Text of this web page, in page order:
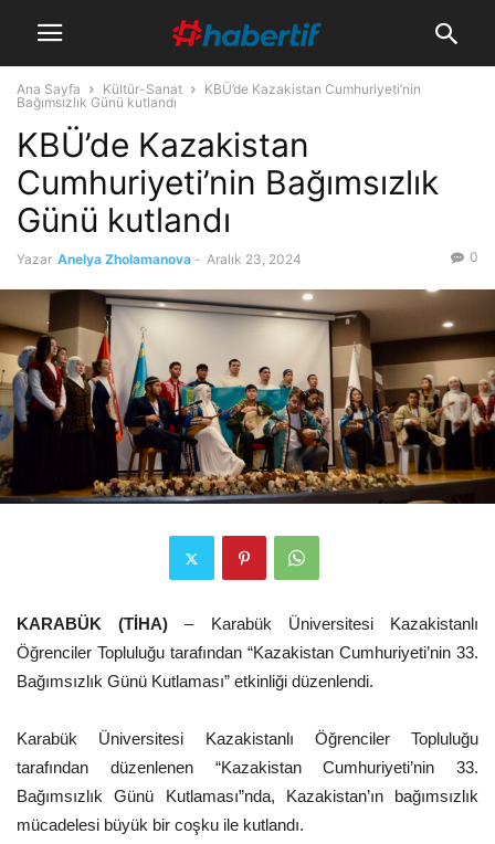
Ana Sayfa Kültür-Sanat
KBÜ’de Kazakistan Cumhuriyeti’nin
Bağımsızlık Günü kutlandı
KBÜ’de Kazakistan
Cumhuriyeti’nin Bağımsızlık
Günü kutlandı
Yazar Anelya Zholamanova - Aralık 23, 2024 0
KARABÜK (TİHA)– Karabük Üniversitesi Kazakistanlı
Öğrenciler Topluluğu tarafından “Kazakistan Cumhuriyeti’nin 33.
Bağımsızlık Günü Kutlaması” etkinliği düzenlendi.
Karabük Üniversitesi Kazakistanlı Öğrenciler Topluluğu
tarafından düzenlenen “Kazakistan Cumhuriyeti’nin 33.
Bağımsızlık Günü Kutlaması”nda, Kazakistan’ın bağımsızlık
mücadelesi büyük bir coşku ile kutlandı.